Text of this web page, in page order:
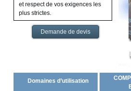
et respect de vos exigences les
plus strictes.
Demande de devis
Domaines d’utilisation